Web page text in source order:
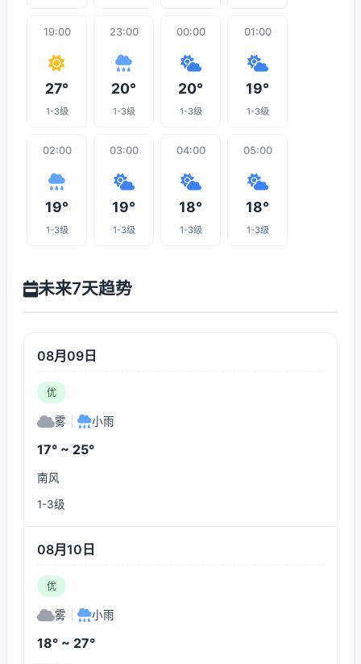
19:00
27°
1-3级
23:00
20°
1-3级
00:00
20°
1-3级
01:00
19°
1-3级
02:00
19°
1-3级
03:00
19°
1-3级
04:00
18°
1-3级
05:00
18°
1-3级
未来7天趋势
08月09日
优
雾 小雨
17° ~ 25°
南风
1-3级
08月10日
优
雾 小雨
18° ~ 27°